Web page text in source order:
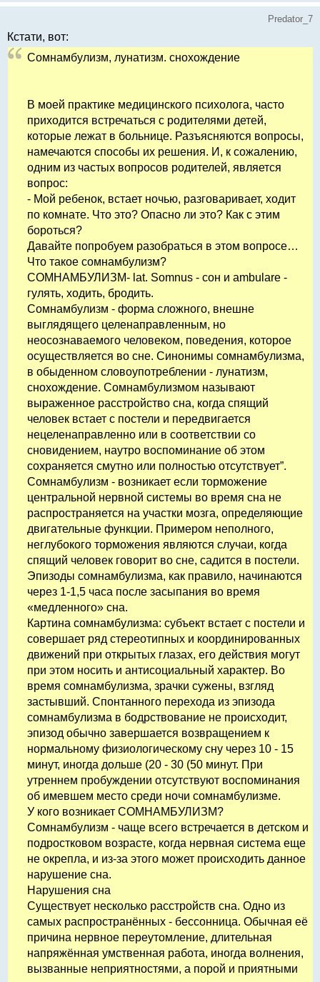
Predator_7
Кстати, вот:
Сомнамбулизм, лунатизм. снохождение
В моей практике медицинского психолога, часто
приходится встречаться с родителями детей,
которые лежат в больнице. Разъясняются вопросы,
намечаются способы их решения. И, к сожалению,
одним из частых вопросов родителей, является
вопрос:
- Мой ребенок, встает ночью, разговаривает, ходит
по комнате. Что это? Опасно ли это? Как с этим
бороться?
Давайте попробуем разобраться в этом вопросе…
Что такое сомнамбулизм?
СОМНАМБУЛИЗМ- lat. Somnus - сон и ambulare -
гулять, ходить, бродить.
Сомнамбулизм - форма сложного, внешне
выглядящего целенаправленным, но
неосознаваемого человеком, поведения, которое
осуществляется во сне. Синонимы сомнамбулизма,
в обыденном словоупотреблении - лунатизм,
снохождение. Сомнамбулизмом называют
выраженное расстройство сна, когда спящий
человек встает с постели и передвигается
нецеленаправленно или в соответствии со
сновидением, наутро воспоминание об этом
сохраняется смутно или полностью отсутствует”.
Сомнамбулизм - возникает если торможение
центральной нервной системы во время сна не
распространяется на участки мозга, определяющие
двигательные функции. Примером неполного,
неглубокого торможения являются случаи, когда
спящий человек говорит во сне, садится в постели.
Эпизоды сомнамбулизма, как правило, начинаются
через 1-1,5 часа после засыпания во время
«медленного» сна.
Картина сомнамбулизма: субъект встает с постели и
совершает ряд стереотипных и координированных
движений при открытых глазах, его действия могут
при этом носить и антисоциальный характер. Во
время сомнамбулизма, зрачки сужены, взгляд
застывший. Спонтанного перехода из эпизода
сомнамбулизма в бодрствование не происходит,
эпизод обычно завершается возвращением к
нормальному физиологическому сну через 10 - 15
минут, иногда дольше (20 - 30 (50 минут. При
утреннем пробуждении отсутствуют воспоминания
об имевшем место среди ночи сомнамбулизме.
У кого возникает СОМНАМБУЛИЗМ?
Сомнамбулизм - чаще всего встречается в детском и
подростковом возрасте, когда нервная система еще
не окрепла, и из-за этого может происходить данное
нарушение сна.
Нарушения сна
Существует несколько расстройств сна. Одно из
самых распространённых - бессонница. Обычная её
причина нервное переутомление, длительная
напряжённая умственная работа, иногда волнения,
вызванные неприятностями, а порой и приятными